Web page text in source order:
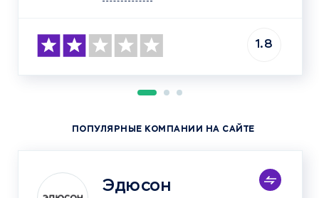
1.8
ПОПУЛЯРНЫЕ КОМПАНИИ НА САЙТЕ
Эдюсон